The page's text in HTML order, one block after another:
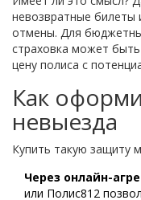
невозвратные билеты
отмены. Для
страховка может
цену полиса с
Как
невыезда
Купить такую защиту
Через онлайн-
или Полис812